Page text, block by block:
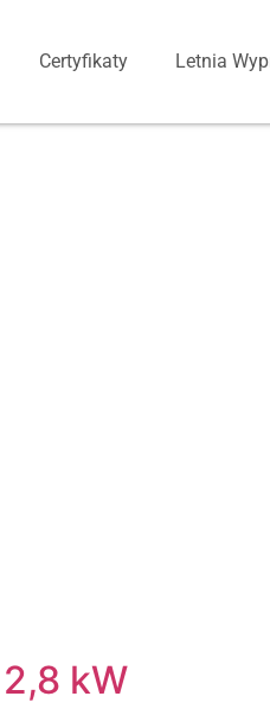
Certyfikaty Letnia
kW